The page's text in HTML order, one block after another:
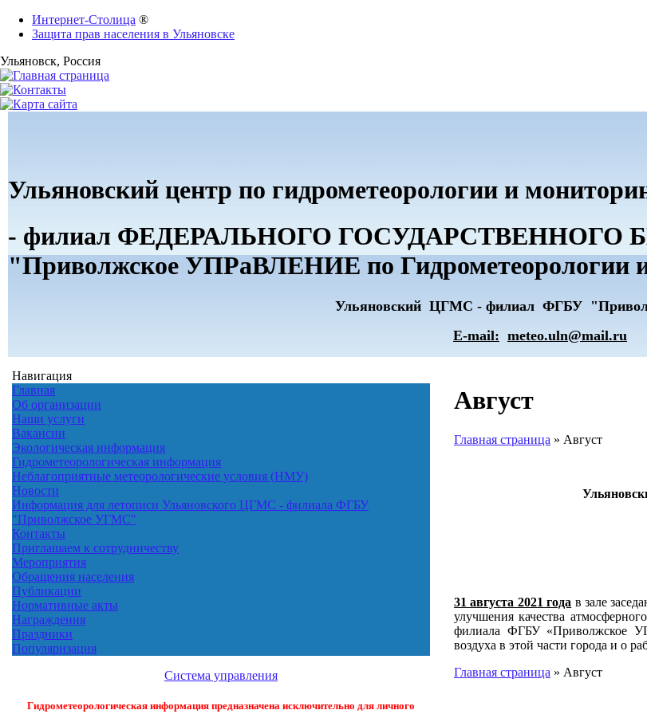
Интернет-Столица ®
Защита прав населения в Ульяновске
Ульяновск, Россия
Ульяновский центр по гидрометеорологии и
- филиал ФЕДЕРАЛЬНОГО
"Приволжское УПРаВЛЕНИЕ по
Ульяновский ЦГМС - филиал ФГБУ
E-mail: meteo.uln@mail.ru
Навигация
Главная
Об организации
Наши услуги
Вакансии
Экологическая информация
Гидрометеорологическая информация
Неблагоприятные метеорологические условия (НМУ)
Новости
Информация для летописи Ульяновского ЦГМС - филиала ФГБУ
"Приволжское УГМС"
Контакты
Приглашаем к сотрудничеству
Мероприятия
Обращения населения
Публикации
Нормативные акты
Награждения
Праздники
Популяризация
Система управления
Гидрометеорологическая информация предназначена исключительно для личного
Август
Главная страница » Август
31 августа 2021 года в зале
улучшения качества
филиала ФГБУ «Приволжское
воздуха в этой части города и о
Главная страница » Август